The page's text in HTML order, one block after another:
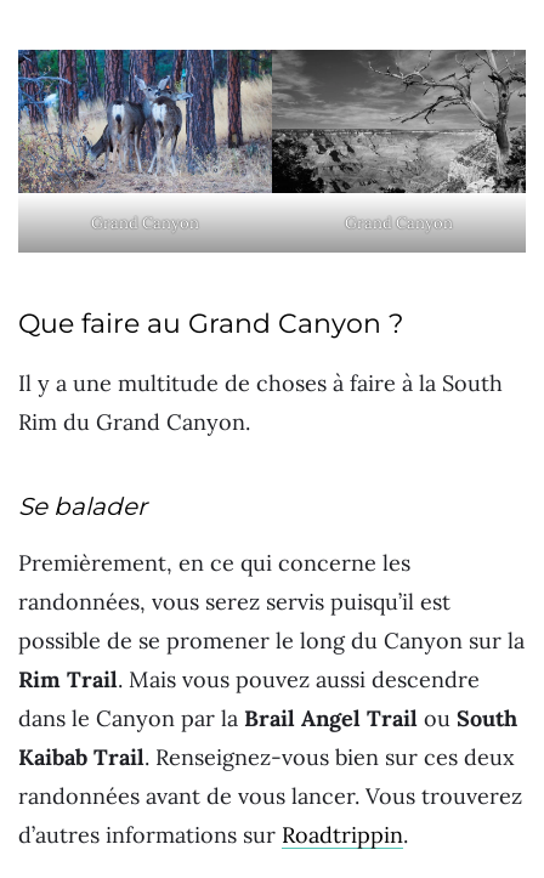
Grand Canyon Grand Canyon
Que faire au Grand Canyon ?
Il y a une multitude de choses à faire à la South
Rim du Grand Canyon.
Se balader
Premièrement, en ce qui concerne les
randonnées, vous serez servis puisqu’il est
possible de se promener le long du Canyon sur la
Rim Trail. Mais vous pouvez aussi descendre
dans le Canyon par la Brail Angel Trail ou South
Kaibab Trail. Renseignez-vous bien sur ces deux
randonnées avant de vous lancer. Vous trouverez
d’autres informations sur Roadtrippin.